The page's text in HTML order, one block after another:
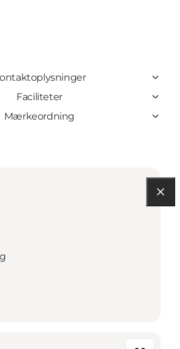
Faciliteter
Mærkeordning